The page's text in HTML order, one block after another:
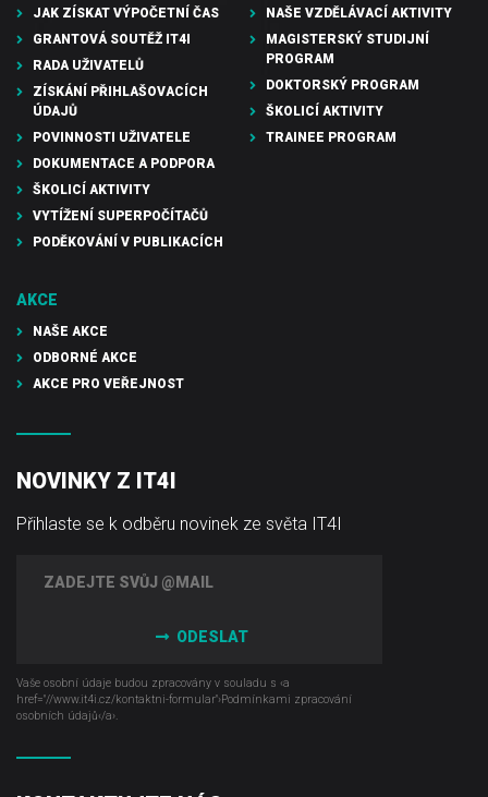
JAK ZÍSKAT VÝPOČETNÍ ČAS
GRANTOVÁ SOUTĚŽ IT4I
RADA UŽIVATELŮ
ZÍSKÁNÍ PŘIHLAŠOVACÍCH
ÚDAJŮ
POVINNOSTI UŽIVATELE
DOKUMENTACE A PODPORA
ŠKOLICÍ AKTIVITY
VYTÍŽENÍ SUPERPOČÍTAČŮ
PODĚKOVÁNÍ V PUBLIKACÍCH
NAŠE VZDĚLÁVACÍ AKTIVITY
MAGISTERSKÝ STUDIJNÍ
PROGRAM
DOKTORSKÝ PROGRAM
ŠKOLICÍ AKTIVITY
TRAINEE PROGRAM
AKCE
NAŠE AKCE
ODBORNÉ AKCE
AKCE PRO VEŘEJNOST
NOVINKY Z IT4I
Přihlaste se k odběru novinek ze světa IT4I
ODESLAT
Vaše osobní údaje budou zpracovány v souladu s ‹a
href="//www.it4i­.cz/kontaktni-formular"›Podmínkami zpracování
osobních údajů‹/a›.